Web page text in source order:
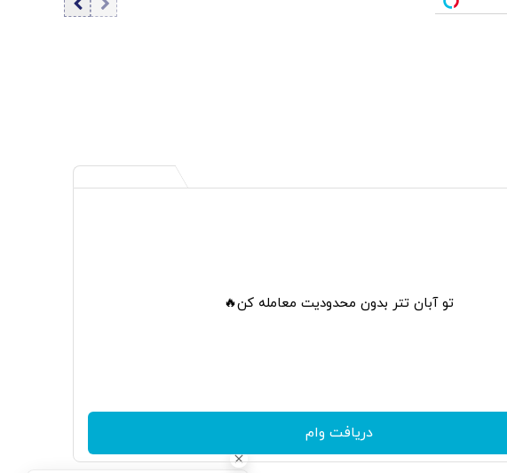
تو آبان تتر بدون محدودیت معامله کن🔥
دریافت وام